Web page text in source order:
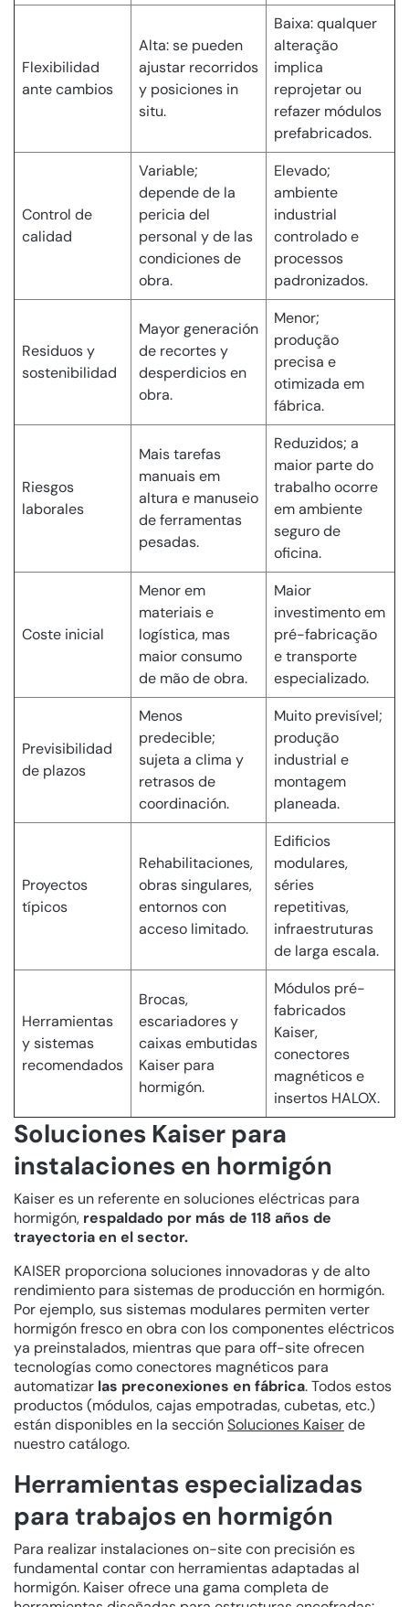
Flexibilidad
ante cambios
Alta: se pueden
ajustar recorridos
y posiciones in
situ.
Baixa: qualquer
alteração
implica
reprojetar ou
refazer módulos
prefabricados.
Control de
calidad
Variable;
depende de la
pericia del
personal y de las
condiciones de
obra.
Elevado;
ambiente
industrial
controlado e
processos
padronizados.
Residuos y
sostenibilidad
Mayor generación
de recortes y
desperdicios en
obra.
Menor;
produção
precisa e
otimizada em
fábrica.
Riesgos
laborales
Mais tarefas
manuais em
altura e manuseio
de ferramentas
pesadas.
Reduzidos; a
maior parte do
trabalho ocorre
em ambiente
seguro de
oficina.
Coste inicial
Menor em
materiais e
logística, mas
maior consumo
de mão de obra.
Maior
investimento em
pré-fabricação
e transporte
especializado.
Previsibilidad
de plazos
Menos
predecible;
sujeta a clima y
retrasos de
coordinación.
Muito previsível;
produção
industrial e
montagem
planeada.
Proyectos
típicos
Rehabilitaciones,
obras singulares,
entornos con
acceso limitado.
Edificios
modulares,
séries
repetitivas,
infraestruturas
de larga escala.
Herramientas
y sistemas
recomendados
Brocas,
escariadores y
caixas embutidas
Kaiser para
hormigón.
Módulos pré-
fabricados
Kaiser,
conectores
magnéticos e
insertos HALOX.
Soluciones Kaiser para
instalaciones en hormigón
Kaiser es un referente en soluciones eléctricas para
hormigón, respaldado por más de 118 años de
trayectoria en el sector.
KAISER proporciona soluciones innovadoras y de alto
rendimiento para sistemas de producción en hormigón.
Por ejemplo, sus sistemas modulares permiten verter
hormigón fresco en obra con los componentes eléctricos
ya preinstalados, mientras que para off-site ofrecen
tecnologías como conectores magnéticos para
automatizar las preconexiones en fábrica. Todos estos
productos (módulos, cajas empotradas, cubetas, etc.)
están disponibles en la secciónSoluciones Kaiserde
nuestro catálogo.
Herramientas especializadas
para trabajos en hormigón
Para realizar instalaciones on-site con precisión es
fundamental contar con herramientas adaptadas al
hormigón. Kaiser ofrece una gama completa de